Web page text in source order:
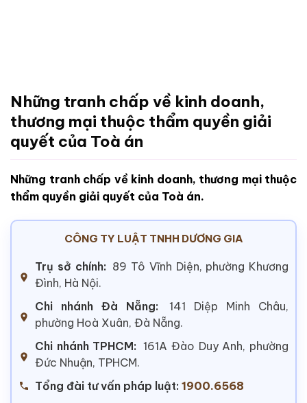
Những tranh chấp về kinh doanh,
thương mại thuộc thẩm quyền giải
quyết của Toà án
Những tranh chấp về kinh doanh, thương mại thuộc
thẩm quyền giải quyết của Toà án.
CÔNG TY LUẬT TNHH DƯƠNG GIA
Trụ sở chính: 89 Tô Vĩnh Diện, phường Khương
Đình, Hà Nội.
Chi nhánh Đà Nẵng:
141 Diệp Minh Châu,
phường Hoà Xuân, Đà Nẵng.
Chi nhánh TPHCM: 161A Đào Duy Anh, phường
Đức Nhuận, TPHCM.
Tổng đài tư vấn pháp luật: 1900.6568